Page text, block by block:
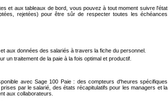
et aux tableaux de bord, vous pouvez à tout moment suivre l'état
rejetées) pour être sûr de respecter toutes les échéances
aux données des salariés à travers la fiche du personnel.
un traitement de la paie à la fois optimal et productif.
avec Sage 100 Paie : des compteurs d'heures spécifiques
par le salarié, des états récapitulatifs pour les managers et la
aux collaborateurs.